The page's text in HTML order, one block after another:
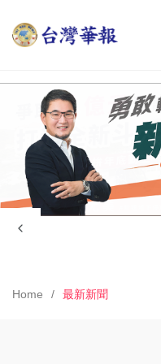
Home 最新新聞